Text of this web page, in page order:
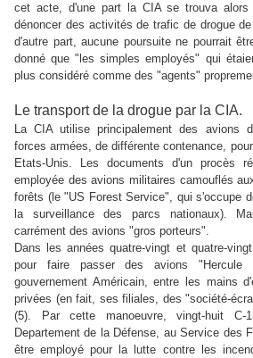
cet acte, d'une part la CIA se trouva alors
dénoncer des activités de trafic de drogue
d'autre part, aucune poursuite ne pourrait
donné que "les simples employés" qui
plus considéré comme des "agents"
Le transport de la drogue par la CIA.
La CIA utilise principalement des avions
forces armées, de différente contenance,
Etats-Unis. Les documents d'un procès
employée des avions militaires camouflés
forêts (le "US Forest Service", qui s'occupe
la surveillance des parcs nationaux).
carrément des avions "gros porteurs".
Dans les années quatre-vingt et quatre-
pour faire passer des avions "Hercule
gouvernement Américain, entre les mains
privées (en fait, ses filiales, des "société-
(5). Par cette manoeuvre, vingt-huit C-
Departement de la Défense, au Service des
être employé pour la lutte contre les